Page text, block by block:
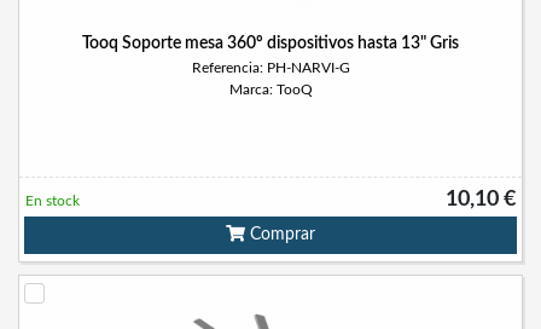
Tooq Soporte mesa 360º dispositivos hasta 13" Gris
Referencia: PH-NARVI-G
Marca: TooQ
10,10 €
En stock
Comprar